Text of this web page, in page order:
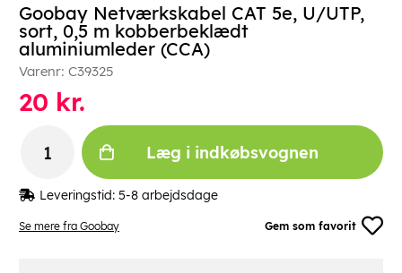
Se mere fra Goobay Gem som favorit
Goobay Netværkskabel CAT 5e, U/UTP,
sort, 0,5 m kobberbeklædt
aluminiumleder (CCA)
Varenr: C39325
20 kr.
Læg i indkøbsvognen
Leveringstid: 5-8 arbejdsdage